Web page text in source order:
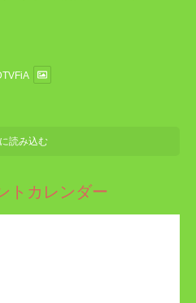
読み込む
トカレンダー